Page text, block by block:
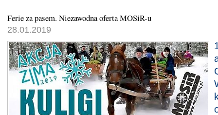
Ferie za pasem. Niezawodna oferta MOSiR-u
28.01.2019